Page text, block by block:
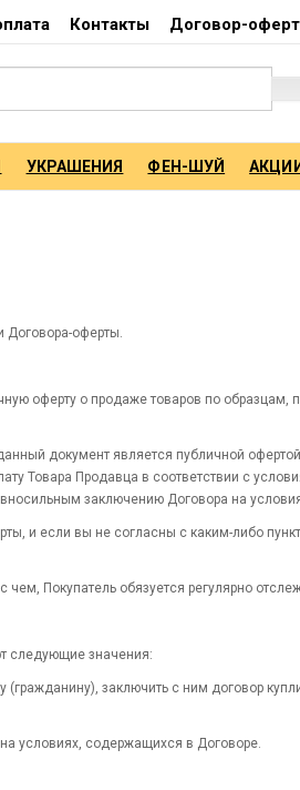
Контакты Договор-
УКРАШЕНИЯ ФЕН-ШУЙ АКЦИИ
Договора-оферты.
оферту о продаже товаров по образцам,
документ является публичной
Товара Продавца в соответствии с
заключению Договора на
и если вы не согласны с каким-либо
Покупатель обязуется регулярно
следующие значения:
заключить с ним договор
условиях, содержащихся в Договоре.